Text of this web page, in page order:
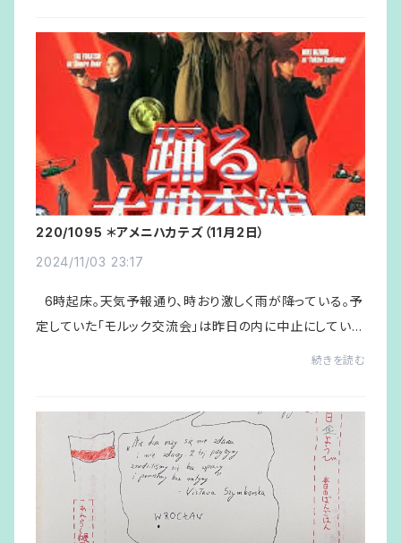
220/1095 ＊アメニハカテズ（11月2日）
2024/11/03 23:17
6時起床。天気予報通り、時おり激しく雨が降っている。予
定していた「モルック交流会」は昨日の内に中止にしていた
続きを読む